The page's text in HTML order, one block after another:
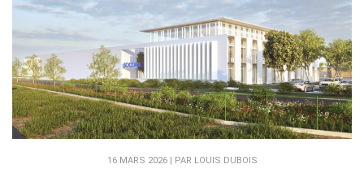
16 MARS 2026 | PAR LOUIS DUBOIS